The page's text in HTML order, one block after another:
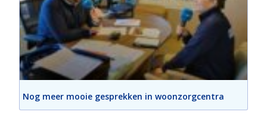
Nog meer mooie gesprekken in woonzorgcentra